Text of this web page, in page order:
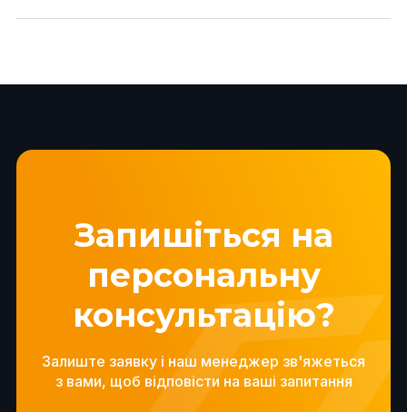
Запишіться на
персональну
консультацію?
Залиште заявку і наш менеджер зв'яжеться
з вами, щоб відповісти на ваші запитання